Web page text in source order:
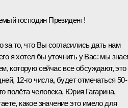
господин Президент!
то, что Вы согласились дать нам
я хотел бы уточнить у Вас: мы
которую сейчас все обсуждают, это
12-го числа, будет отмечаться 50-
полёта человека, Юрия Гагарина,
какое значение это имело для